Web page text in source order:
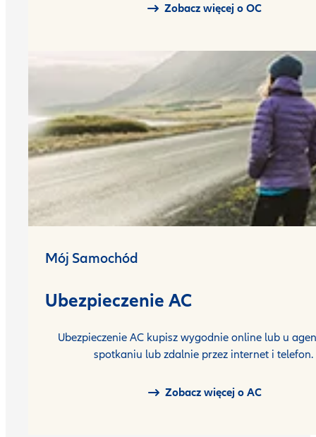
Zobacz więcej o OC
Mój Samochód
Ubezpieczenie AC
Ubezpieczenie AC kupisz wygodnie online lub u
spotkaniu lub zdalnie przez internet i telefon.
Zobacz więcej o AC